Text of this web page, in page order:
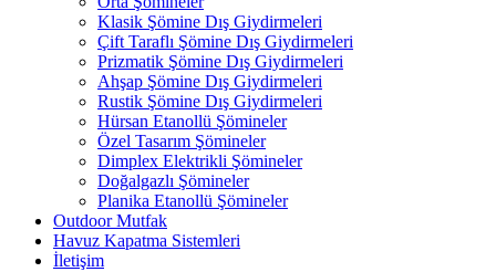
Klasik Şömine Dış Giydirmeleri
Çift Taraflı Şömine Dış Giydirmeleri
Prizmatik Şömine Dış Giydirmeleri
Ahşap Şömine Dış Giydirmeleri
Rustik Şömine Dış Giydirmeleri
Hürsan Etanollü Şömineler
Özel Tasarım Şömineler
Dimplex Elektrikli Şömineler
Doğalgazlı Şömineler
Planika Etanollü Şömineler
Outdoor Mutfak
Havuz Kapatma Sistemleri
İletişim